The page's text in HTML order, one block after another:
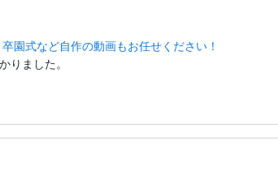
園式など自作の動画もお任せください！
りました。